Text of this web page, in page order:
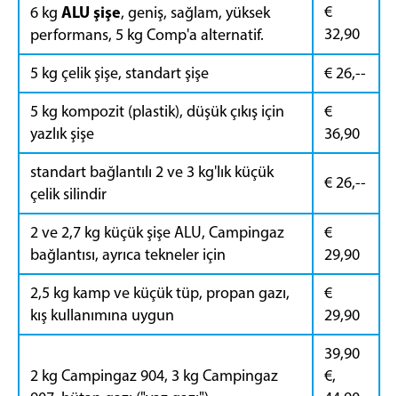
6 kg ALU şişe, geniş, sağlam, yüksek
performans, 5 kg Comp'a alternatif.
€
32,90
5 kg çelik şişe, standart şişe
€ 26,--
5 kg kompozit (plastik), düşük çıkış için
yazlık şişe
€
36,90
standart bağlantılı 2 ve 3 kg'lık küçük
çelik silindir
€ 26,--
2 ve 2,7 kg küçük şişe ALU, Campingaz
bağlantısı, ayrıca tekneler için
€
29,90
2,5 kg kamp ve küçük tüp, propan gazı,
kış kullanımına uygun
€
29,90
2 kg Campingaz 904, 3 kg Campingaz
39,90
€,